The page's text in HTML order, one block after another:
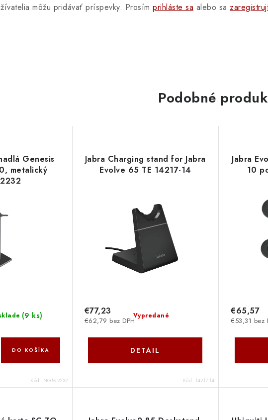
môžu pridávať príspevky. Prosím prihláste sa alebo sa
Podobné
Genesis
metalický
(9 ks)
DO KOŠÍKA
Kód: NGM-2232
Jabra Charging stand for Jabra
Evolve 65 TE 14217-14
Vypredané
€62,79 bez DPH
€77,23
DETAIL
Kód: 14217-14
Jabra
10
€53,31 bez
€65,57